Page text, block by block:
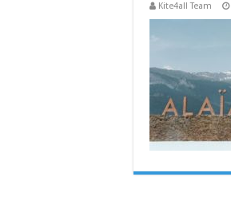
Kite4all Team